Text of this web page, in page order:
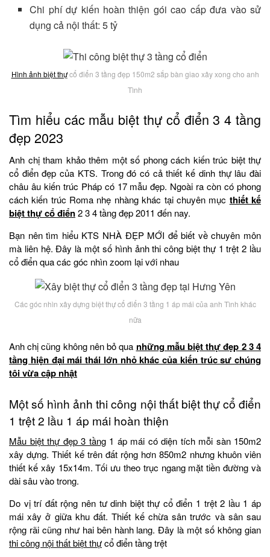
Chi phí dự kiến hoàn thiện gói cao cấp đưa vào sử
dụng cả nội thất: 5 tỷ
Hình ảnh biệt thựcổ điển 3 tầng đẹp 150m2 sắp bàn giao xây xong cho anh
Tình
Tìm hiểu các mẫu biệt thự cổ điển 3 4 tầng
đẹp 2023
Anh chị tham khảo thêm một số phong cách kiến trúc biệt thự
cổ điển đẹp của KTS. Trong đó có cả thiết kế dinh thự lâu đài
châu âu kiến trúc Pháp có 17 mẫu đẹp. Ngoài ra còn có phong
cách kiến trúc Roma nhẹ nhàng khác tại chuyên mục thiết kế
biệt thự cổ điển2 3 4 tầng đẹp 2011 đến nay.
Bạn nên tìm hiểu KTS NHÀ ĐẸP MỚI để biết về chuyên môn
mà liên hệ. Đây là một số hình ảnh thi công biệt thự 1 trệt 2 lầu
cổ điển qua các góc nhìn zoom lại với nhau
Các góc nhìn xây dựng biệt thự cổ điển 3 tầng 1 áp mái của anh Tình khác
nữa
Anh chị cũng không nên bỏ qua những mẫu biệt thự đẹp 2 3 4
tầng hiện đại mái thái lớn nhỏ khác của kiến trúc sư chúng
tôi vừa cập nhật
Một số hình ảnh thi công nội thất biệt thự cổ điển
1 trệt 2 lầu 1 áp mái hoàn thiện
Mẫu biệt thự đẹp 3 tầng1 áp mái có diện tích mỗi sàn 150m2
xây dựng. Thiết kế trên đất rộng hơn 850m2 nhưng khuôn viên
thiết kế xây 15x14m. Tối ưu theo trục ngang mặt tiền đường và
dài sâu vào trong.
Do vị trí đất rộng nên tư dinh biệt thự cổ điển 1 trệt 2 lầu 1 áp
mái xây ở giữa khu đất. Thiết kế chừa sân trước và sân sau
rộng rãi cũng như hai bên hành lang. Đây là một số không gian
thi công nội thất biệt thựcổ điển tầng trệt